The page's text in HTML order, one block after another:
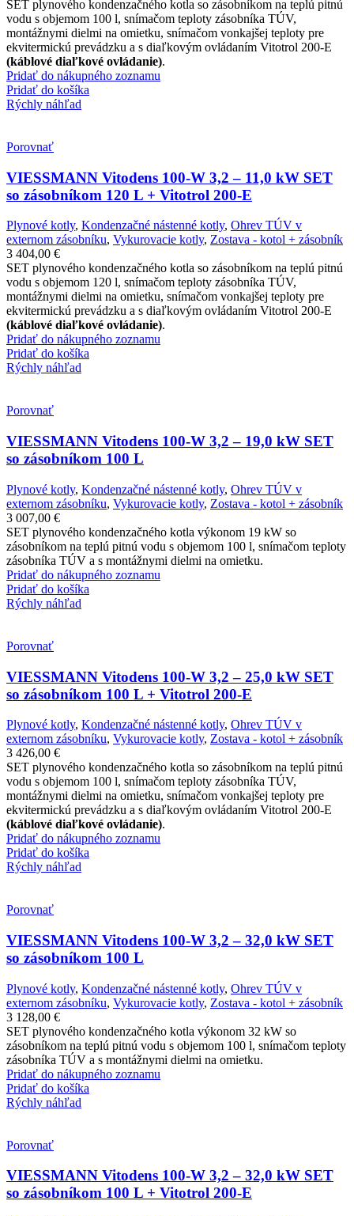
SET plynového kondenzačného kotla so zásobníkom na teplú pitnú
vodu s objemom 100 l, snímačom teploty zásobníka TÚV,
montážnymi dielmi na omietku, snímačom vonkajšej teploty pre
ekvitermickú prevádzku a s diaľkovým ovládaním Vitotrol 200-E
(káblové diaľkové ovládanie).
Pridať do nákupného zoznamu
Pridať do košíka
Rýchly náhľad
Porovnať
VIESSMANN Vitodens 100-W 3,2 – 11,0 kW SET
so zásobníkom 120 L + Vitotrol 200-E
Plynové kotly, Kondenzačné nástenné kotly, Ohrev TÚV v
externom zásobníku, Vykurovacie kotly, Zostava - kotol + zásobník
3 404,00 €
SET plynového kondenzačného kotla so zásobníkom na teplú pitnú
vodu s objemom 120 l, snímačom teploty zásobníka TÚV,
montážnymi dielmi na omietku, snímačom vonkajšej teploty pre
ekvitermickú prevádzku a s diaľkovým ovládaním Vitotrol 200-E
(káblové diaľkové ovládanie).
Pridať do nákupného zoznamu
Pridať do košíka
Rýchly náhľad
Porovnať
VIESSMANN Vitodens 100-W 3,2 – 19,0 kW SET
so zásobníkom 100 L
Plynové kotly, Kondenzačné nástenné kotly, Ohrev TÚV v
externom zásobníku, Vykurovacie kotly, Zostava - kotol + zásobník
3 007,00 €
SET plynového kondenzačného kotla výkonom 19 kW so
zásobníkom na teplú pitnú vodu s objemom 100 l, snímačom teploty
zásobníka TÚV a s montážnymi dielmi na omietku.
Pridať do nákupného zoznamu
Pridať do košíka
Rýchly náhľad
Porovnať
VIESSMANN Vitodens 100-W 3,2 – 25,0 kW SET
so zásobníkom 100 L + Vitotrol 200-E
Plynové kotly, Kondenzačné nástenné kotly, Ohrev TÚV v
externom zásobníku, Vykurovacie kotly, Zostava - kotol + zásobník
3 426,00 €
SET plynového kondenzačného kotla so zásobníkom na teplú pitnú
vodu s objemom 100 l, snímačom teploty zásobníka TÚV,
montážnymi dielmi na omietku, snímačom vonkajšej teploty pre
ekvitermickú prevádzku a s diaľkovým ovládaním Vitotrol 200-E
(káblové diaľkové ovládanie).
Pridať do nákupného zoznamu
Pridať do košíka
Rýchly náhľad
Porovnať
VIESSMANN Vitodens 100-W 3,2 – 32,0 kW SET
so zásobníkom 100 L
Plynové kotly, Kondenzačné nástenné kotly, Ohrev TÚV v
externom zásobníku, Vykurovacie kotly, Zostava - kotol + zásobník
3 128,00 €
SET plynového kondenzačného kotla výkonom 32 kW so
zásobníkom na teplú pitnú vodu s objemom 100 l, snímačom teploty
zásobníka TÚV a s montážnymi dielmi na omietku.
Pridať do nákupného zoznamu
Pridať do košíka
Rýchly náhľad
Porovnať
VIESSMANN Vitodens 100-W 3,2 – 32,0 kW SET
so zásobníkom 100 L + Vitotrol 200-E